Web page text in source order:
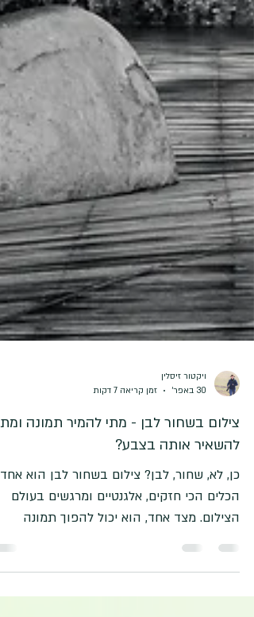
ויקטור זיסלין
30 באפר׳
זמן קריאה 7 דקות
צילום בשחור לבן - מתי להמיר תמונה
להשאיר אותה בצבע?
הכלים הכי חזקים, אלגנטיים ומרגשים בעולם